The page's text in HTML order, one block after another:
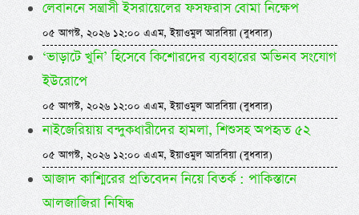
লেবাননে সন্ত্রাসী ইসরায়েলের ফসফরাস বোমা নিক্ষেপ
০৫ আগস্ট, ২০২৬ ১২:০০ এএম, ইয়াওমুল আরবিয়া (বুধবার)
‘ভাড়াটে খুনি’ হিসেবে কিশোরদের ব্যবহারের অভিনব সংযোগ
ইউরোপে
০৫ আগস্ট, ২০২৬ ১২:০০ এএম, ইয়াওমুল আরবিয়া (বুধবার)
নাইজেরিয়ায় বন্দুকধারীদের হামলা, শিশুসহ অপহৃত ৫২
০৫ আগস্ট, ২০২৬ ১২:০০ এএম, ইয়াওমুল আরবিয়া (বুধবার)
আজাদ কাশ্মিরের প্রতিবেদন নিয়ে বিতর্ক : পাকিস্তানে
আলজাজিরা নিষিদ্ধ